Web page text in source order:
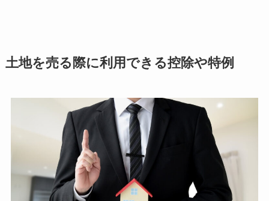
土地を売る際に利用できる控除や特例